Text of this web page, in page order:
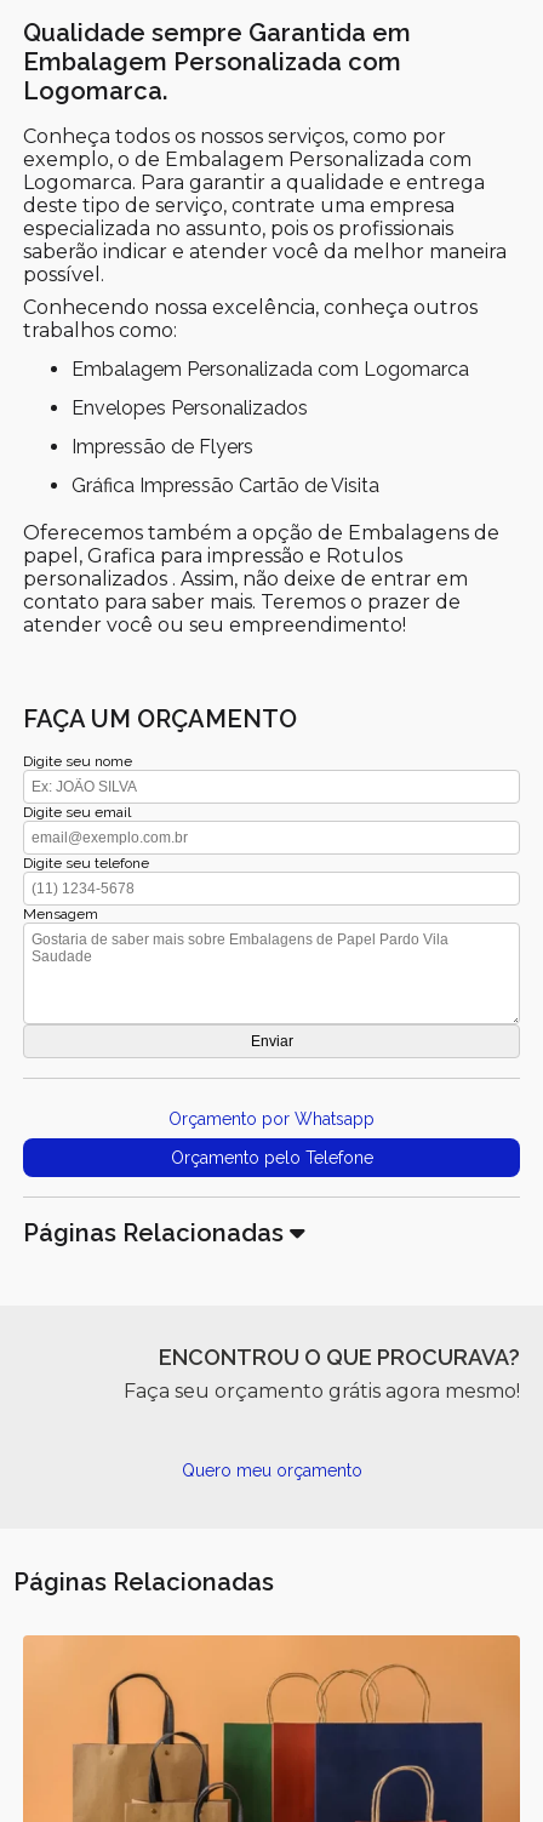
Qualidade sempre Garantida em
Embalagem Personalizada com
Logomarca.
Conheça todos os nossos serviços, como por
exemplo, o de Embalagem Personalizada com
Logomarca. Para garantir a qualidade e entrega
deste tipo de serviço, contrate uma empresa
especializada no assunto, pois os profissionais
saberão indicar e atender você da melhor maneira
possível.
Conhecendo nossa excelência, conheça outros
trabalhos como:
Embalagem Personalizada com Logomarca
Envelopes Personalizados
Impressão de Flyers
Gráfica Impressão Cartão de Visita
Oferecemos também a opção de Embalagens de
papel, Grafica para impressão e Rotulos
personalizados . Assim, não deixe de entrar em
contato para saber mais. Teremos o prazer de
atender você ou seu empreendimento!
FAÇA UM ORÇAMENTO
Digite seu nome
Digite seu email
Digite seu telefone
Mensagem
Orçamento por Whatsapp
Orçamento pelo Telefone
Páginas Relacionadas
ENCONTROU O QUE PROCURAVA?
Faça seu orçamento grátis agora mesmo!
Quero meu orçamento
Páginas Relacionadas